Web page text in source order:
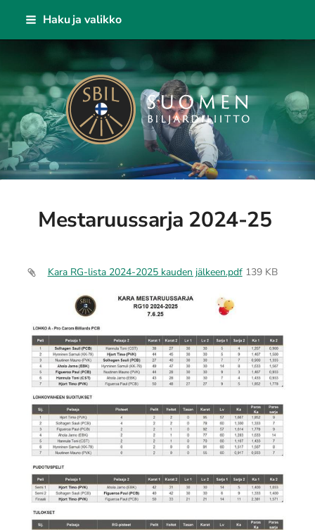
Siirry
Haku ja valikko
Suomen Biljardiliitto ry
Mestaruussarja 2024-25
Kara RG-lista 2024-2025 kauden jälkeen.pdf 139 KB